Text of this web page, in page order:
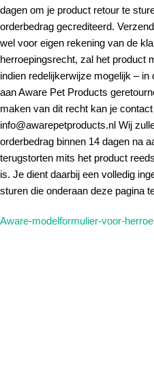
dagen om je product retour te
orderbedrag gecrediteerd.
wel voor eigen rekening van de
herroepingsrecht, zal het product
indien redelijkerwijze mogelijk –
aan Aware Pet Products
maken van dit recht kan je
info@awarepetproducts.nl Wij
orderbedrag binnen 14 dagen na
terugstorten mits het product
is. Je dient daarbij een volledig
sturen die onderaan deze pagina
Aware-modelformulier-voor-